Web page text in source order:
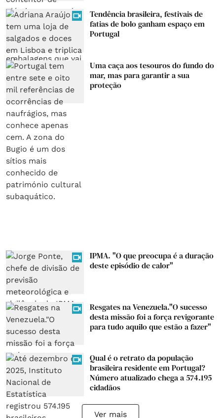
Tendência brasileira, festivais de
fatias de bolo ganham espaço em
Portugal
Uma caça aos tesouros do fundo do
mar, mas para garantir a sua
proteção
IPMA. "O que preocupa é a duração
deste episódio de calor"
Resgates na Venezuela."O sucesso
desta missão foi a força revigorante
para tudo aquilo que estão a fazer"
Qual é o retrato da população
brasileira residente em Portugal?
Número atualizado chega a 574.195
cidadãos
Ver mais